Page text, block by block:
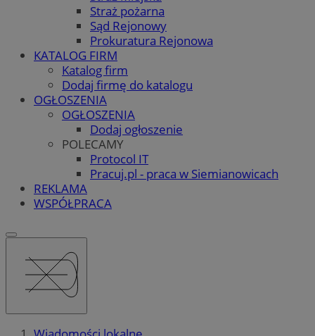
Straż pożarna
Sąd Rejonowy
Prokuratura Rejonowa
KATALOG FIRM
Katalog firm
Dodaj firmę do katalogu
OGŁOSZENIA
OGŁOSZENIA
Dodaj ogłoszenie
POLECAMY
Protocol IT
Pracuj.pl - praca w Siemianowicach
REKLAMA
WSPÓŁPRACA